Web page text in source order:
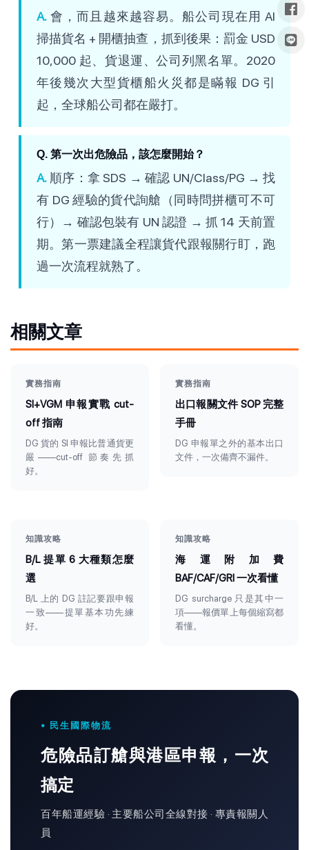
A. 會，而且越來越容易。船公司現在用 AI
掃描貨名 + 開櫃抽查，抓到後果：罰金 USD
10,000 起、貨退運、公司列黑名單。2020
年後幾次大型貨櫃船火災都是瞞報 DG 引
起，全球船公司都在嚴打。
Q. 第一次出危險品，該怎麼開始？
A. 順序：拿 SDS → 確認 UN/Class/PG → 找
有 DG 經驗的貨代詢艙（同時問拼櫃可不可
行）→ 確認包裝有 UN 認證 → 抓 14 天前置
期。第一票建議全程讓貨代跟報關行盯，跑
過一次流程就熟了。
相關文章
實務指南
SI+VGM 申報實戰 cut-
off 指南
DG 貨的 SI 申報比普通貨更
嚴——cut-off 節奏先抓
好。
實務指南
出口報關文件 SOP 完整
手冊
DG 申報單之外的基本出口
文件，一次備齊不漏件。
知識攻略
B/L 提單 6 大種類怎麼
選
B/L 上的 DG 註記要跟申報
一致——提單基本功先練
好。
知識攻略
海運附加費
BAF/CAF/GRI 一次看懂
DG surcharge 只是其中一
項——報價單上每個縮寫都
看懂。
• 民生國際物流
危險品訂艙與港區申報，一次
搞定
百年船運經驗 · 主要船公司全線對接 · 專責報關人
員